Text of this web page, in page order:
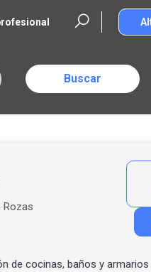
Rozas
de cocinas, baños y armarios